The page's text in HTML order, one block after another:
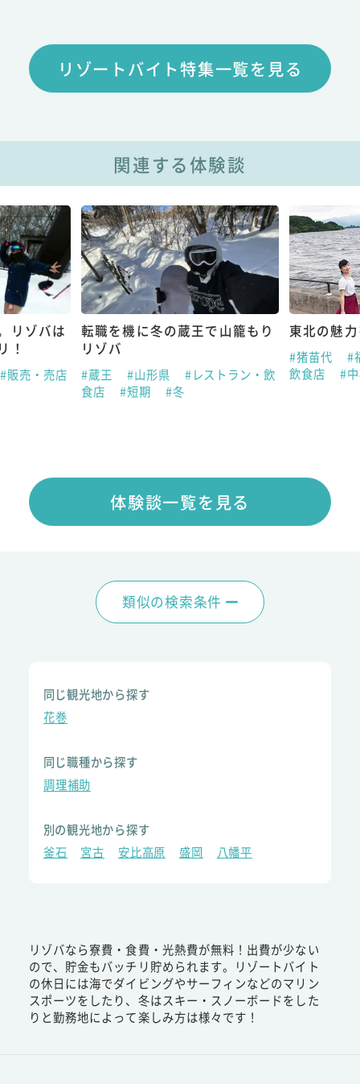
リゾートバイト特集一覧を見る
関連する体験談
リゾバは
！
#販売・売店
転職を機に冬の蔵王で山籠もり
リゾバ
#蔵王 #山形県
#レストラン・飲
食店
#短期 #冬
東北の魅
#猪苗代
#
飲食店
#
体験談一覧を見る
類似の検索条件
同じ観光地から探す
花巻
同じ職種から探す
調理補助
別の観光地から探す
釜石
宮古 安比高原 盛岡 八幡平
リゾバなら寮費・食費・光熱費が無料！出費が少ない
ので、貯金もバッチリ貯められます。リゾートバイト
の休日には海でダイビングやサーフィンなどのマリン
スポーツをしたり、冬はスキー・スノーボードをした
りと勤務地によって楽しみ方は様々です！